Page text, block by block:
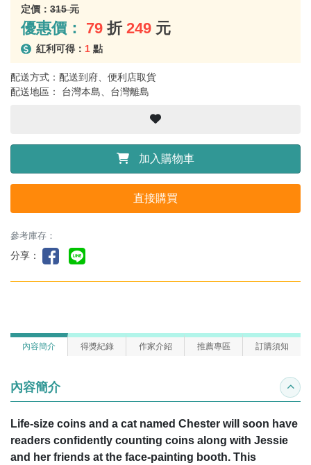
定價： 315 元
優惠價： 79 折 249 元
紅利可得： 1 點
配送方式：配送到府、便利店取貨
配送地區： 台灣本島、台灣離島
加入購物車
直接購買
參考庫存：
分享：
內容簡介 得獎紀錄 作家介紹 推薦專區 訂購須知
內容簡介 收合
Life-size coins and a cat named Chester will soon have
readers confidently counting coins along with Jessie
and her friends at the face-painting booth. This